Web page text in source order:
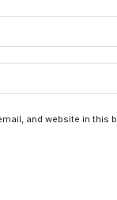
and website in this